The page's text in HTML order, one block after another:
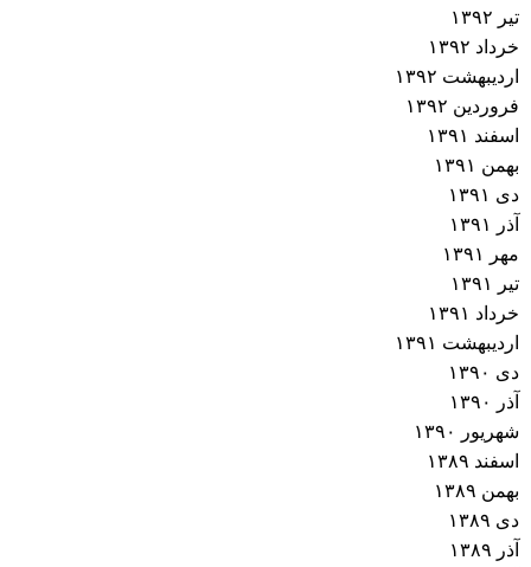
تیر ۱۳۹۲
خرداد ۱۳۹۲
اردیبهشت ۱۳۹۲
فروردین ۱۳۹۲
اسفند ۱۳۹۱
بهمن ۱۳۹۱
دی ۱۳۹۱
آذر ۱۳۹۱
مهر ۱۳۹۱
تیر ۱۳۹۱
خرداد ۱۳۹۱
اردیبهشت ۱۳۹۱
دی ۱۳۹۰
آذر ۱۳۹۰
شهریور ۱۳۹۰
اسفند ۱۳۸۹
بهمن ۱۳۸۹
دی ۱۳۸۹
آذر ۱۳۸۹